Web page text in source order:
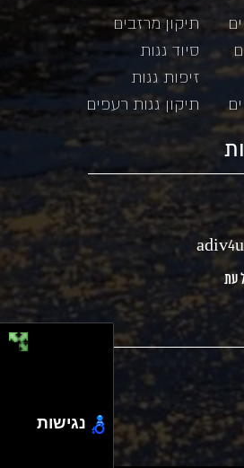
תיקון מרזבים
סיוד גגות
זיפות גגות
תיקון גגות רעפים
עת
נגישות